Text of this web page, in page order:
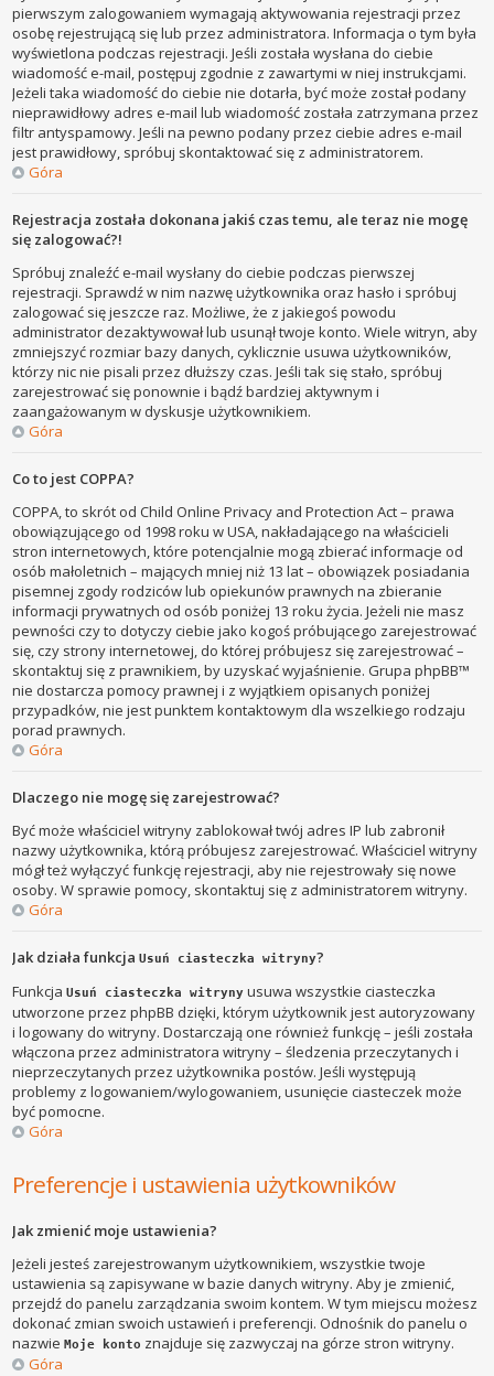
pierwszym zalogowaniem wymagają aktywowania rejestracji przez
osobę rejestrującą się lub przez administratora. Informacja o tym była
wyświetlona podczas rejestracji. Jeśli została wysłana do ciebie
wiadomość e-mail, postępuj zgodnie z zawartymi w niej instrukcjami.
Jeżeli taka wiadomość do ciebie nie dotarła, być może został podany
nieprawidłowy adres e-mail lub wiadomość została zatrzymana przez
filtr antyspamowy. Jeśli na pewno podany przez ciebie adres e-mail
jest prawidłowy, spróbuj skontaktować się z administratorem.
Góra
Rejestracja została dokonana jakiś czas temu, ale teraz nie mogę
się zalogować?!
Spróbuj znaleźć e-mail wysłany do ciebie podczas pierwszej
rejestracji. Sprawdź w nim nazwę użytkownika oraz hasło i spróbuj
zalogować się jeszcze raz. Możliwe, że z jakiegoś powodu
administrator dezaktywował lub usunął twoje konto. Wiele witryn, aby
zmniejszyć rozmiar bazy danych, cyklicznie usuwa użytkowników,
którzy nic nie pisali przez dłuższy czas. Jeśli tak się stało, spróbuj
zarejestrować się ponownie i bądź bardziej aktywnym i
zaangażowanym w dyskusje użytkownikiem.
Góra
Co to jest COPPA?
COPPA, to skrót od Child Online Privacy and Protection Act – prawa
obowiązującego od 1998 roku w USA, nakładającego na właścicieli
stron internetowych, które potencjalnie mogą zbierać informacje od
osób małoletnich – mających mniej niż 13 lat – obowiązek posiadania
pisemnej zgody rodziców lub opiekunów prawnych na zbieranie
informacji prywatnych od osób poniżej 13 roku życia. Jeżeli nie masz
pewności czy to dotyczy ciebie jako kogoś próbującego zarejestrować
się, czy strony internetowej, do której próbujesz się zarejestrować –
skontaktuj się z prawnikiem, by uzyskać wyjaśnienie. Grupa phpBB™
nie dostarcza pomocy prawnej i z wyjątkiem opisanych poniżej
przypadków, nie jest punktem kontaktowym dla wszelkiego rodzaju
porad prawnych.
Góra
Dlaczego nie mogę się zarejestrować?
Być może właściciel witryny zablokował twój adres IP lub zabronił
nazwy użytkownika, którą próbujesz zarejestrować. Właściciel witryny
mógł też wyłączyć funkcję rejestracji, aby nie rejestrowały się nowe
osoby. W sprawie pomocy, skontaktuj się z administratorem witryny.
Góra
Jak działa funkcjaUsuń ciasteczka witryny?
FunkcjaUsuń ciasteczka witryny usuwa wszystkie ciasteczka
utworzone przez phpBB dzięki, którym użytkownik jest autoryzowany
i logowany do witryny. Dostarczają one również funkcję – jeśli została
włączona przez administratora witryny – śledzenia przeczytanych i
nieprzeczytanych przez użytkownika postów. Jeśli występują
problemy z logowaniem/wylogowaniem, usunięcie ciasteczek może
być pomocne.
Góra
Preferencje i ustawienia użytkowników
Jak zmienić moje ustawienia?
Jeżeli jesteś zarejestrowanym użytkownikiem, wszystkie twoje
ustawienia są zapisywane w bazie danych witryny. Aby je zmienić,
przejdź do panelu zarządzania swoim kontem. W tym miejscu możesz
dokonać zmian swoich ustawień i preferencji. Odnośnik do panelu o
nazwieMoje konto znajduje się zazwyczaj na górze stron witryny.
Góra